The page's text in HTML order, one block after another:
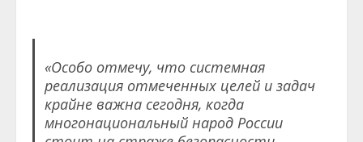
«Особо отмечу, что системная
реализация отмеченных целей и задач
крайне важна сегодня, когда
многонациональный народ России